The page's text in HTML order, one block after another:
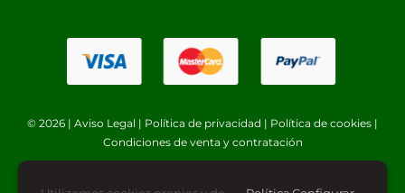
© 2026 | Aviso Legal | Política de privacidad | Política de cookies |
Condiciones de venta y contratación